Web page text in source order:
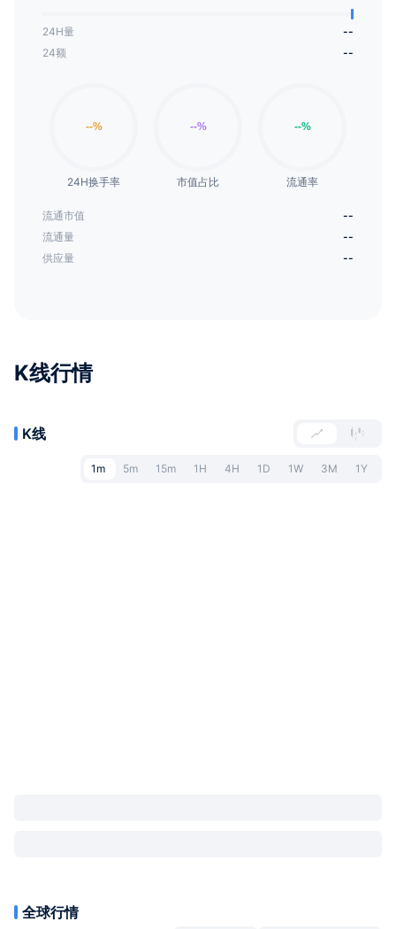
24H量
--
24额
--
24H换手率 市值占比 流通率
流通市值
--
流通量
--
供应量
--
K线行情
K线
1m 5m 15m 1H 4H 1D 1W 3M 1Y
全球行情